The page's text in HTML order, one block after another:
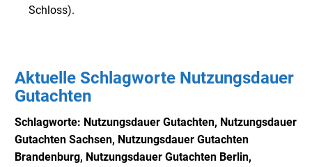
Schloss).
Aktuelle Schlagworte Nutzungsdauer
Gutachten
Schlagworte: Nutzungsdauer Gutachten, Nutzungsdauer
Gutachten Sachsen, Nutzungsdauer Gutachten
Brandenburg, Nutzungsdauer Gutachten Berlin,